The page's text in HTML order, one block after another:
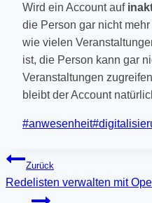
Wird ein Account auf
die Person gar nicht
wie vielen
ist, die Person kann gar
Veranstaltungen
bleibt der Account
Beitrags-
#anwesenheit#
Zurück
Redelisten verwalten mit